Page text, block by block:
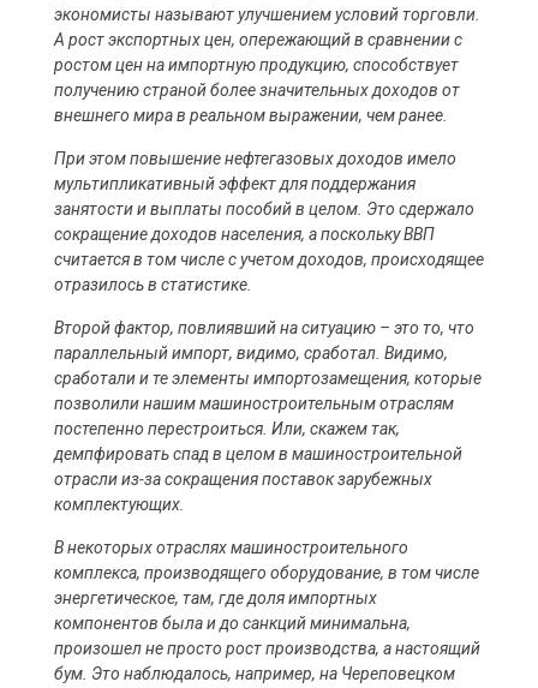
экономисты называют улучшением условий торговли.
А рост экспортных цен, опережающий в сравнении с
ростом цен на импортную продукцию, способствует
получению страной более значительных доходов от
внешнего мира в реальном выражении, чем ранее.
При этом повышение нефтегазовых доходов имело
мультипликативный эффект для поддержания
занятости и выплаты пособий в целом. Это сдержало
сокращение доходов населения, а поскольку ВВП
считается в том числе с учетом доходов, происходящее
отразилось в статистике.
Второй фактор, повлиявший на ситуацию – это то, что
параллельный импорт, видимо, сработал. Видимо,
сработали и те элементы импортозамещения, которые
позволили нашим машиностроительным отраслям
постепенно перестроиться. Или, скажем так,
демпфировать спад в целом в машиностроительной
отрасли из-за сокращения поставок зарубежных
комплектующих.
В некоторых отраслях машиностроительного
комплекса, производящего оборудование, в том числе
энергетическое, там, где доля импортных
компонентов была и до санкций минимальна,
произошел не просто рост производства, а настоящий
бум. Это наблюдалось, например, на Череповецком